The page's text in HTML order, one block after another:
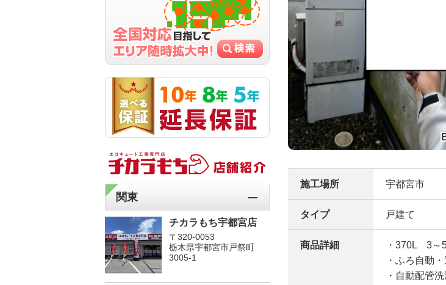
施工場所 宇都宮市
タイプ 戸建て
商品詳細
・370L 3～
・ふろ自動
・自動配管
関東
チカラもち宇都宮店
〒320-0053
栃木県宇都宮市戸祭町
3005-1